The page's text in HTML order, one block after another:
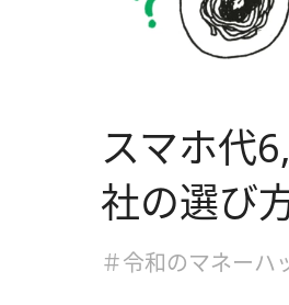
スマホ代
社の選び
＃令和のマネーハ